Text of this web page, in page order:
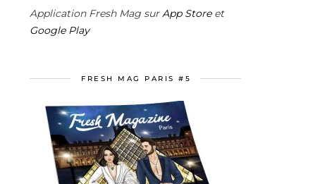
Application Fresh Mag surApp Storeet
Google Play
FRESH MAG PARIS #5